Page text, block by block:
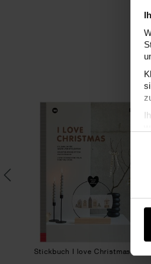
Glocke Bild Ø 15cm
Stickbuch I
Stickbuch I love Christmas 180